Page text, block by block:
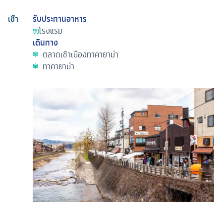
เช้า
รับประทานอาหาร
โรงแรม
เดินทาง
ตลาดเช้าเมืองทาคายาม่า
ทาคายาม่า